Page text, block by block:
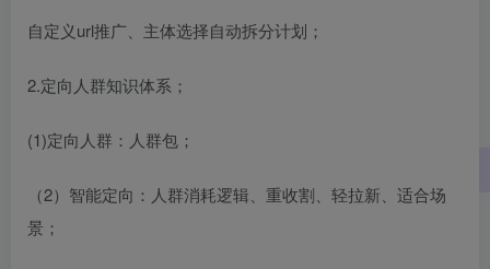
自定义url推广、主体选择自动拆分计划；
2.定向人群知识体系；
(1)定向人群：人群包；
（2）智能定向：人群消耗逻辑、重收割、轻拉新、适合场
景；